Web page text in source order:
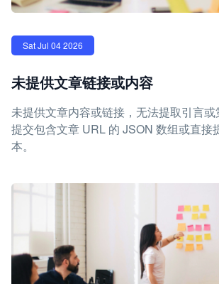
Sat Jul 04 2026
未提供文章链接或内容
未提供文章内容或链接，无法提取引言
提交包含文章 URL 的 JSON 数组或直接
本。